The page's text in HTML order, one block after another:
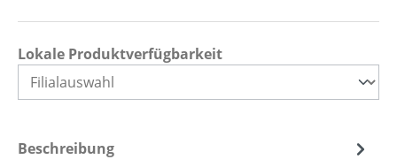
Lokale Produktverfügbarkeit
Beschreibung